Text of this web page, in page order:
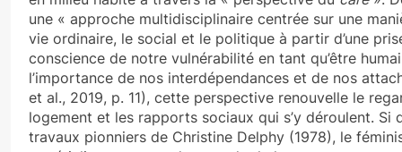
une « approche multidisciplinaire centrée sur une
vie ordinaire, le social et le politique à partir d’une
conscience de notre vulnérabilité en tant qu’être
l’importance de nos interdépendances et de nos
et al., 2019, p. 11), cette perspective renouvelle le
logement et les rapports sociaux qui s’y déroulent. Si
travaux pionniers de Christine Delphy (1978), le